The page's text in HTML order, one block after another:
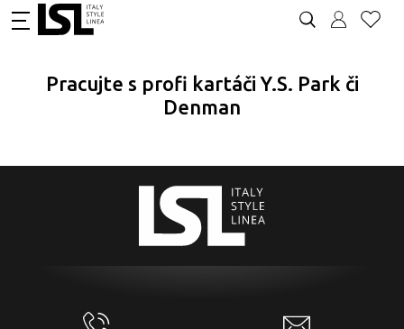
Pracujte s profi kartáči Y.S. Park či
Denman